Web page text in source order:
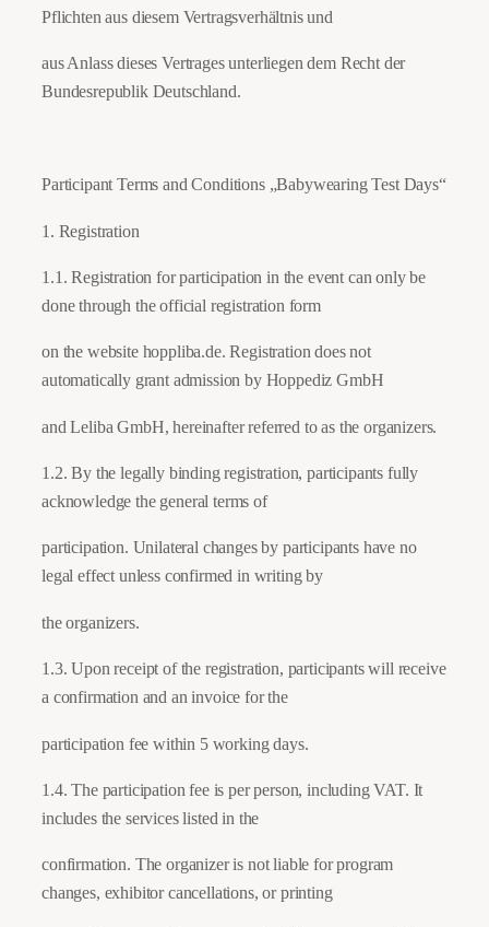
Pflichten aus diesem Vertragsverhältnis und
aus Anlass dieses Vertrages unterliegen dem Recht der
Bundesrepublik Deutschland.
Participant Terms and Conditions „Babywearing Test Days“
1. Registration
1.1. Registration for participation in the event can only be
done through the official registration form
on the website hoppliba.de. Registration does not
automatically grant admission by Hoppediz GmbH
and Leliba GmbH, hereinafter referred to as the organizers.
1.2. By the legally binding registration, participants fully
acknowledge the general terms of
participation. Unilateral changes by participants have no
legal effect unless confirmed in writing by
the organizers.
1.3. Upon receipt of the registration, participants will receive
a confirmation and an invoice for the
participation fee within 5 working days.
1.4. The participation fee is per person, including VAT. It
includes the services listed in the
confirmation. The organizer is not liable for program
changes, exhibitor cancellations, or printing